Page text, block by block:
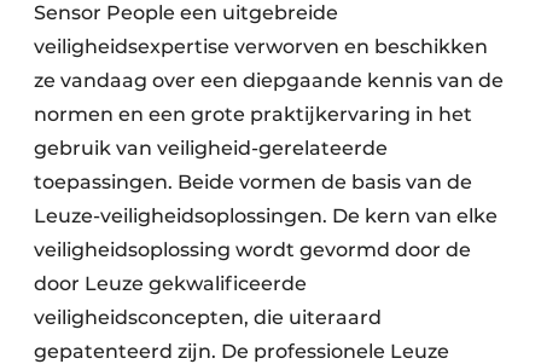
Sensor People een uitgebreide
veiligheidsexpertise verworven en beschikken
ze vandaag over een diepgaande kennis van de
normen en een grote praktijkervaring in het
gebruik van veiligheid-gerelateerde
toepassingen. Beide vormen de basis van de
Leuze-veiligheidsoplossingen. De kern van elke
veiligheidsoplossing wordt gevormd door de
door Leuze gekwalificeerde
veiligheidsconcepten, die uiteraard
gepatenteerd zijn. De professionele Leuze